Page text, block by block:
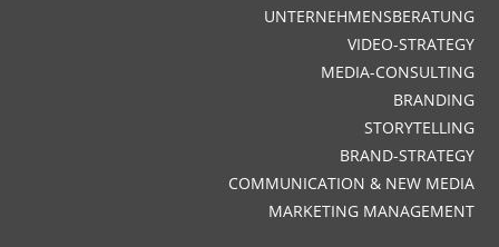
UNTERNEHMENSBERATUNG
VIDEO-STRATEGY
MEDIA-CONSULTING
BRANDING
STORYTELLING
BRAND-STRATEGY
COMMUNICATION & NEW MEDIA
MARKETING MANAGEMENT